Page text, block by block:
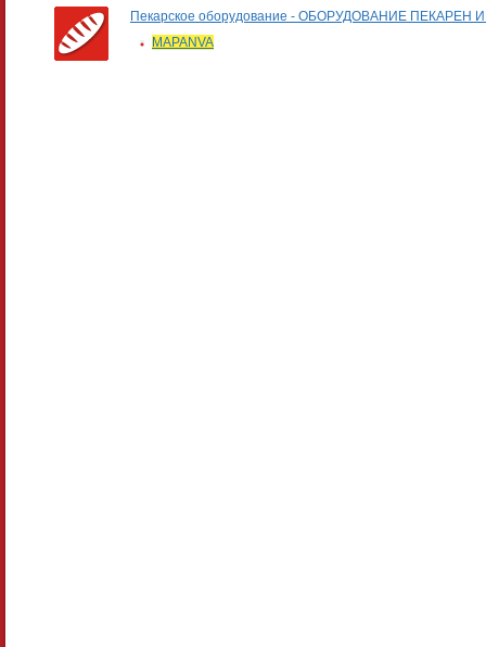
Пекарское оборудование - ОБОРУДОВАНИЕ
MAPANVA